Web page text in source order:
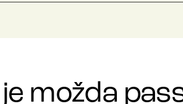
je možda